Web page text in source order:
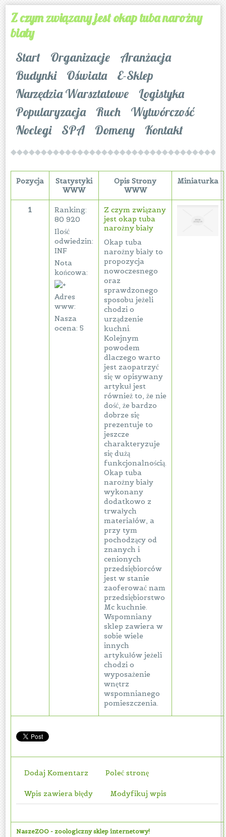
Z czym związany jest okap tuba narożny
biały
Start
Organizacje
Aranżacja
Budynki
Oświata
E-Sklep
Narzędzia Warsztatowe
Logistyka
Popularyzacja
Ruch
Wytwórczość
Noclegi
SPA Domeny Kontakt
Pozycja
Statystyki
WWW
Opis Strony
WWW
Miniaturka
1
Ranking:
80 920
Ilość
odwiedzin:
INF
Nota
końcowa:
Adres
www:
Nasza
ocena: 5
Z czym związany
jest okap tuba
narożny biały
Okap tuba
narożny biały to
propozycja
nowoczesnego
oraz
sprawdzonego
sposobu jeżeli
chodzi o
urządzenie
kuchni.
Kolejnym
powodem
dlaczego warto
jest zaopatrzyć
się w opisywany
artykuł jest
również to, że nie
dość, że bardzo
dobrze się
prezentuje to
jeszcze
charakteryzuje
się dużą
funkcjonalnością.
Okap tuba
narożny biały
wykonany
dodatkowo z
trwałych
materiałów, a
przy tym
pochodzący od
znanych i
cenionych
przedsiębiorców
jest w stanie
zaoferować nam
przedsiębiorstwo
Mc kuchnie.
Wspomniany
sklep zawiera w
sobie wiele
innych
artykułów jeżeli
chodzi o
wyposażenie
wnętrz
wspomnianego
pomieszczenia.
Dodaj Komentarz Poleć stronę
Wpis zawiera błędy Modyfikuj wpis
NaszeZOO - zoologiczny sklep internetowy!